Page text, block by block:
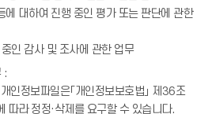
에 대하여 진행 중인 평가 또는 판단에 관한
인 감사 및 조사에 관한 업무
:
인정보파일은「개인정보보호법」 제36조
따라 정정·삭제를 요구할 수 있습니다.